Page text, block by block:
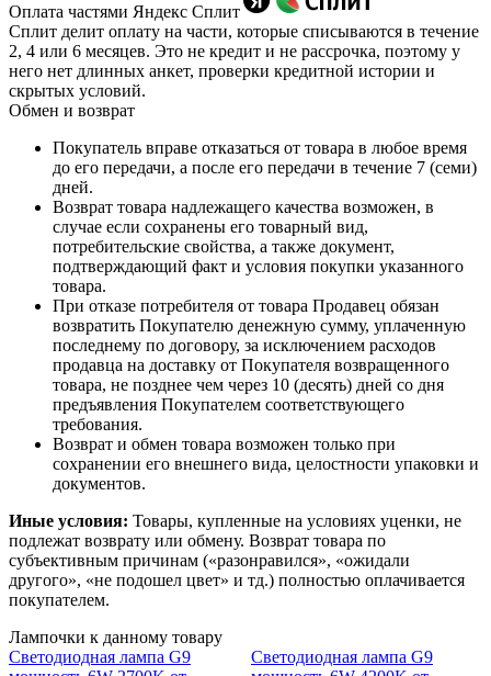
Оплата частями Яндекс Сплит
Сплит делит оплату на части, которые списываются в течение
2, 4 или 6 месяцев. Это не кредит и не рассрочка, поэтому у
него нет длинных анкет, проверки кредитной истории и
скрытых условий.
Обмен и возврат
Покупатель вправе отказаться от товара в любое время
до его передачи, а после его передачи в течение 7 (семи)
дней.
Возврат товара надлежащего качества возможен, в
случае если сохранены его товарный вид,
потребительские свойства, а также документ,
подтверждающий факт и условия покупки указанного
товара.
При отказе потребителя от товара Продавец обязан
возвратить Покупателю денежную сумму, уплаченную
последнему по договору, за исключением расходов
продавца на доставку от Покупателя возвращенного
товара, не позднее чем через 10 (десять) дней со дня
предъявления Покупателем соответствующего
требования.
Возврат и обмен товара возможен только при
сохранении его внешнего вида, целостности упаковки и
документов.
Иные условия: Товары, купленные на условиях уценки, не
подлежат возврату или обмену. Возврат товара по
субъективным причинам («разонравился», «ожидали
другого», «не подошел цвет» и тд.) полностью оплачивается
покупателем.
Лампочки к данному товару
Светодиодная лампа G9
Светодиодная лампа G9